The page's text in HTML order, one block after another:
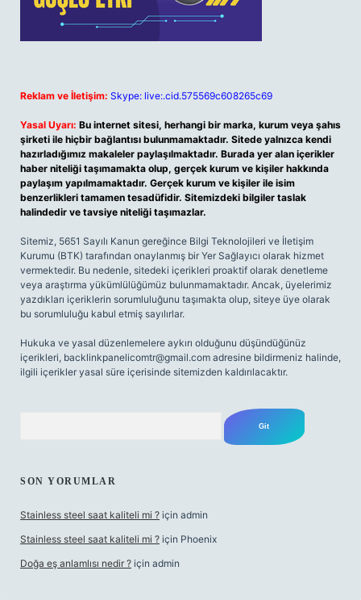
Reklam ve İletişim: Skype: live:.cid.575569c608265c69
Yasal Uyarı: Bu internet sitesi, herhangi bir marka, kurum veya şahıs
şirketi ile hiçbir bağlantısı bulunmamaktadır. Sitede yalnızca kendi
hazırladığımız makaleler paylaşılmaktadır. Burada yer alan içerikler
haber niteliği taşımamakta olup, gerçek kurum ve kişiler hakkında
paylaşım yapılmamaktadır. Gerçek kurum ve kişiler ile isim
benzerlikleri tamamen tesadüfidir. Sitemizdeki bilgiler taslak
halindedir ve tavsiye niteliği taşımazlar.
Sitemiz, 5651 Sayılı Kanun gereğince Bilgi Teknolojileri ve İletişim
Kurumu (BTK) tarafından onaylanmış bir Yer Sağlayıcı olarak hizmet
vermektedir. Bu nedenle, sitedeki içerikleri proaktif olarak denetleme
veya araştırma yükümlülüğümüz bulunmamaktadır. Ancak, üyelerimiz
yazdıkları içeriklerin sorumluluğunu taşımakta olup, siteye üye olarak
bu sorumluluğu kabul etmiş sayılırlar.
Hukuka ve yasal düzenlemelere aykırı olduğunu düşündüğünüz
içerikleri, backlinkpanelicomtr@gmail.com adresine bildirmeniz halinde,
ilgili içerikler yasal süre içerisinde sitemizden kaldırılacaktır.
SON YORUMLAR
Stainless steel saat kaliteli mi ? için admin
Stainless steel saat kaliteli mi ? için Phoenix
Doğa eş anlamlısı nedir ? için admin